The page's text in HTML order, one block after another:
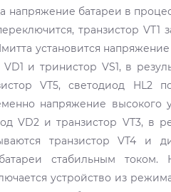
напряжение батареи в
транзистор VT1
установится
и тринистор VS1, в
VT5, светодиод HL2
напряжение высокого
VD2 и транзистор VT3, в
транзистор VT4 и
стабильным
устройство из